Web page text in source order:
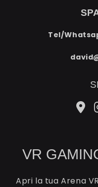
Tel/
VR
Apri la tua Arena